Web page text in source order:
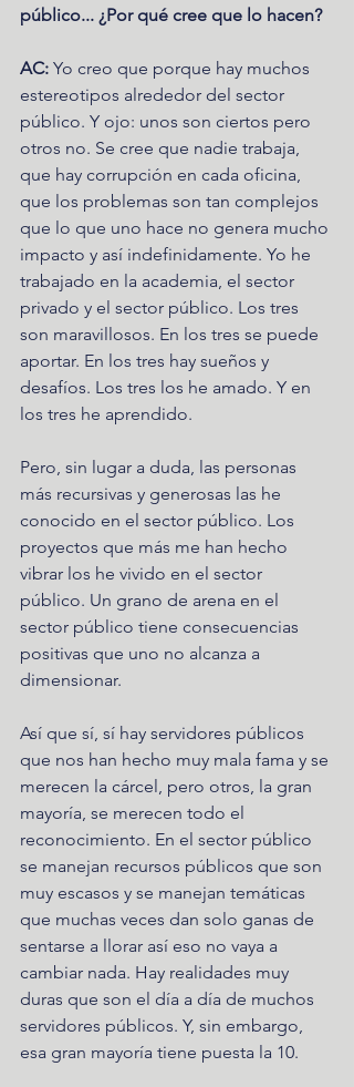
público... ¿Por qué cree que lo hacen?
AC: Yo creo que porque hay muchos
estereotipos alrededor del sector
público. Y ojo: unos son ciertos pero
otros no. Se cree que nadie trabaja,
que hay corrupción en cada oficina,
que los problemas son tan complejos
que lo que uno hace no genera mucho
impacto y así indefinidamente. Yo he
trabajado en la academia, el sector
privado y el sector público. Los tres
son maravillosos. En los tres se puede
aportar. En los tres hay sueños y
desafíos. Los tres los he amado. Y en
los tres he aprendido.
Pero, sin lugar a duda, las personas
más recursivas y generosas las he
conocido en el sector público. Los
proyectos que más me han hecho
vibrar los he vivido en el sector
público. Un grano de arena en el
sector público tiene consecuencias
positivas que uno no alcanza a
dimensionar.
Así que sí, sí hay servidores públicos
que nos han hecho muy mala fama y se
merecen la cárcel, pero otros, la gran
mayoría, se merecen todo el
reconocimiento. En el sector público
se manejan recursos públicos que son
muy escasos y se manejan temáticas
que muchas veces dan solo ganas de
sentarse a llorar así eso no vaya a
cambiar nada. Hay realidades muy
duras que son el día a día de muchos
servidores públicos. Y, sin embargo,
esa gran mayoría tiene puesta la 10.